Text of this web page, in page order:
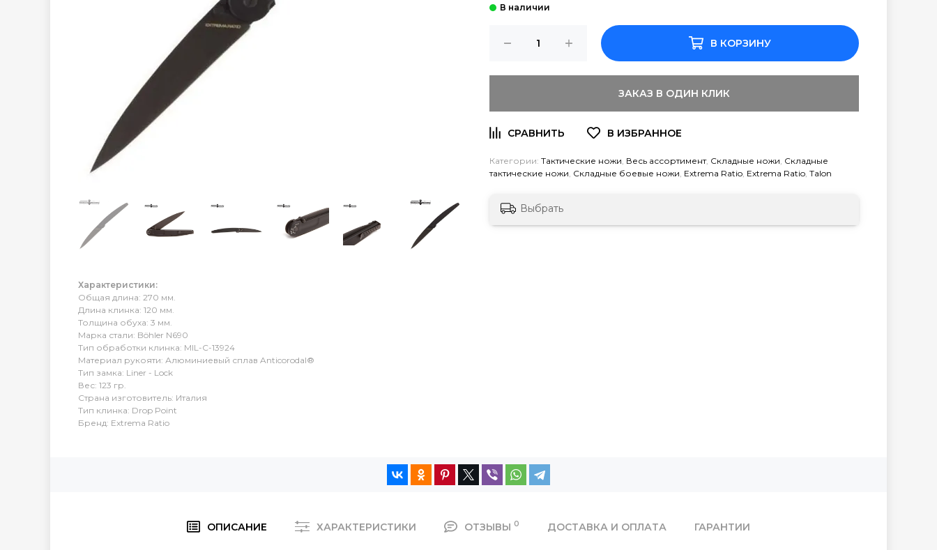
В КОРЗИНУ
ЗАКАЗ В ОДИН КЛИК
Категории: Тактические ножи Весь ассортимент, Складные ножи Складные
тактические ножи Складные боевые ножи Extrema Ratio Extrema Ratio Talon
Выбрать
Характеристики:
Общая длина: 270 мм.
Длина клинка: 120 мм.
Толщина обуха: 3 мм.
Марка стали: Böhler N690
Тип обработки клинка: MIL-C-13924
Материал рукояти: Алюминиевый сплав Anticorodal®
Тип замка: Liner - Lock
Вес: 123 гр.
Страна изготовитель: Италия
Тип клинка: Drop Point
Бренд: Extrema Ratio
ОПИСАНИЕ ХАРАКТЕРИСТИКИ ОТЗЫВЫ 0 ДОСТАВКА И ОПЛАТА ГАРАНТИИ